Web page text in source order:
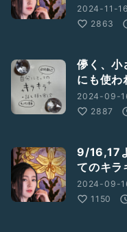
2024-11-
2863
儚く、小
にも使わ
2024-09-
2887
9/16,17
てのキラ
2024-09-
1150